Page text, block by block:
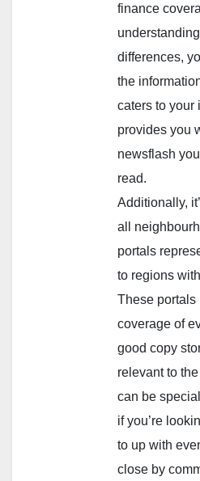
finance
differences,
the
caters to your
provides you
newsflash
read.
Additionally,
all
portals
to regions
These portals
coverage of
good copy
relevant to
can be
if you’re
to up with
close by